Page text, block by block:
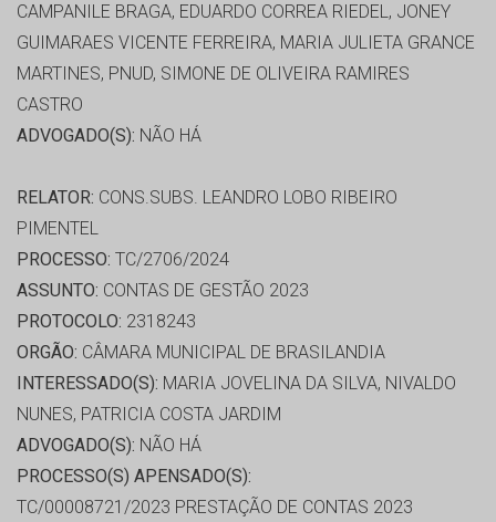
CAMPANILE BRAGA, EDUARDO CORREA RIEDEL, JONEY
GUIMARAES VICENTE FERREIRA, MARIA JULIETA GRANCE
MARTINES, PNUD, SIMONE DE OLIVEIRA RAMIRES
CASTRO
ADVOGADO(S): NÃO HÁ
RELATOR: CONS.SUBS. LEANDRO LOBO RIBEIRO
PIMENTEL
PROCESSO: TC/2706/2024
ASSUNTO: CONTAS DE GESTÃO 2023
PROTOCOLO: 2318243
ORGÃO: CÂMARA MUNICIPAL DE BRASILANDIA
INTERESSADO(S): MARIA JOVELINA DA SILVA, NIVALDO
NUNES, PATRICIA COSTA JARDIM
ADVOGADO(S): NÃO HÁ
PROCESSO(S) APENSADO(S):
TC/00008721/2023 PRESTAÇÃO DE CONTAS 2023